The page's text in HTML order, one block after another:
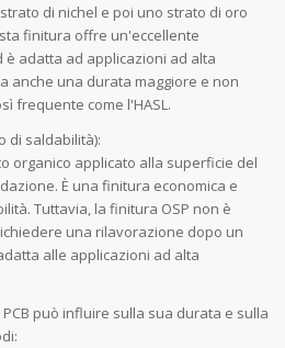
di nichel e poi uno strato di oro
finitura offre un'eccellente
adatta ad applicazioni ad alta
anche una durata maggiore e non
frequente come l'HASL.
di saldabilità):
organico applicato alla superficie del
È una finitura economica e
Tuttavia, la finitura OSP non è
una rilavorazione dopo un
alle applicazioni ad alta
può influire sulla sua durata e sulla